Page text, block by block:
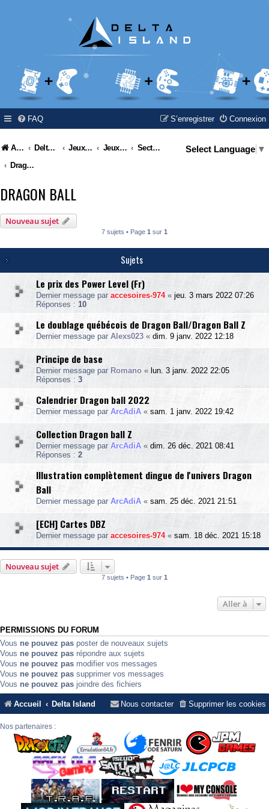
FAQ Connexion
S’enregistrer
Accueil Delta Island Jeux Video Jeux Vidéo & Retrogaming
Section à thèmes
Dragon Ball
Select Language ▼
DRAGON BALL
Nouveau sujet
7 sujets • Page 1 sur 1
Sujets
Le prix des Power Level (Fr)
Dernier message par accesoires-974« jeu. 3 mars 2022 07:26
Réponses : 10
Le doublage québécois de Dragon Ball/Dragon Ball Z
Dernier message par Alexs023 « dim. 9 janv. 2022 12:18
Principe de base
Dernier message par Romano « lun. 3 janv. 2022 22:05
Réponses : 3
Calendrier Dragon ball 2022
Dernier message par ArcAdiA « sam. 1 janv. 2022 19:42
Collection Dragon ball Z
Dernier message par ArcAdiA « dim. 26 déc. 2021 08:41
Réponses : 2
Illustration complètement dingue de l'univers Dragon
Ball
Dernier message par ArcAdiA « sam. 25 déc. 2021 21:51
[ECH] Cartes DBZ
Dernier message par accesoires-974« sam. 18 déc. 2021 15:18
Nouveau sujet
7 sujets • Page 1 sur 1
Aller à
PERMISSIONS DU FORUM
Vous ne pouvez pas poster de nouveaux sujets
Vous ne pouvez pas répondre aux sujets
Vous ne pouvez pas modifier vos messages
Vous ne pouvez pas supprimer vos messages
Vous ne pouvez pas joindre des fichiers
Accueil Delta Island Supprimer les cookies
Nous contacter
Nos partenaires :